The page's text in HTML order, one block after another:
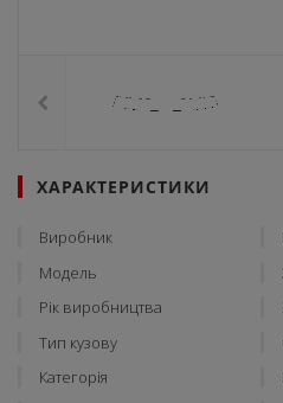
ХАРАКТЕРИСТИКИ
Виробник
Модель
Рік виробництва
Тип кузову
Категорія